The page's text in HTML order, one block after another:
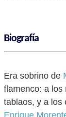
Biografía
Era sobrino de
flamenco: a los
tablaos, y a los
Enrique